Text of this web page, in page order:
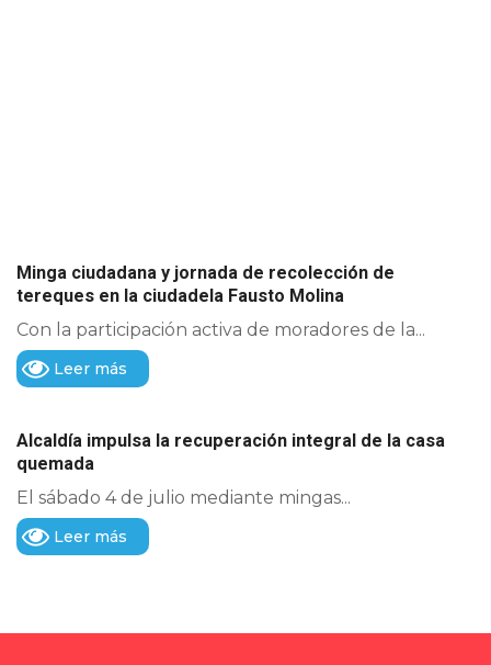
Minga ciudadana y jornada de recolección de
tereques en la ciudadela Fausto Molina
Con la participación activa de moradores de la...
Leer más
Alcaldía impulsa la recuperación integral de la casa
quemada
El sábado 4 de julio mediante mingas...
Leer más